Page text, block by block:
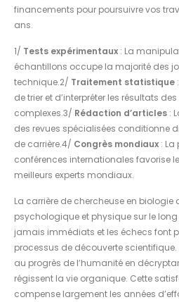
financements pour poursuivre vos
ans.
1/ Tests expérimentaux : La
échantillons occupe la majorité des
technique.2/ Traitement statistique
de trier et d’interpréter les résultats
complexes.3/ Rédaction d’articles :
des revues spécialisées conditionne
de carrière.4/ Congrès mondiaux :
conférences internationales favorise
meilleurs experts mondiaux.
La carrière de chercheuse en
psychologique et physique sur le long
jamais immédiats et les échecs font
processus de découverte
au progrès de l’humanité en
régissent la vie organique. Cette
compense largement les années